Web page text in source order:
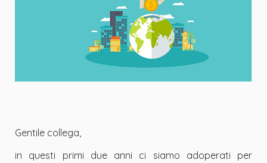
Gentile collega,
in questi primi due anni ci siamo adoperati per